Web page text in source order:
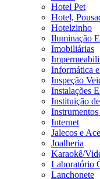
Hotel Pet
Hotel,
Hotelzinho
Iluminação
Imobiliárias
Informática
Inspeção
Instalações
Instituição
Internet
Jalecos e
Joalheria
Karaokê/
Laboratório
Lanchonete